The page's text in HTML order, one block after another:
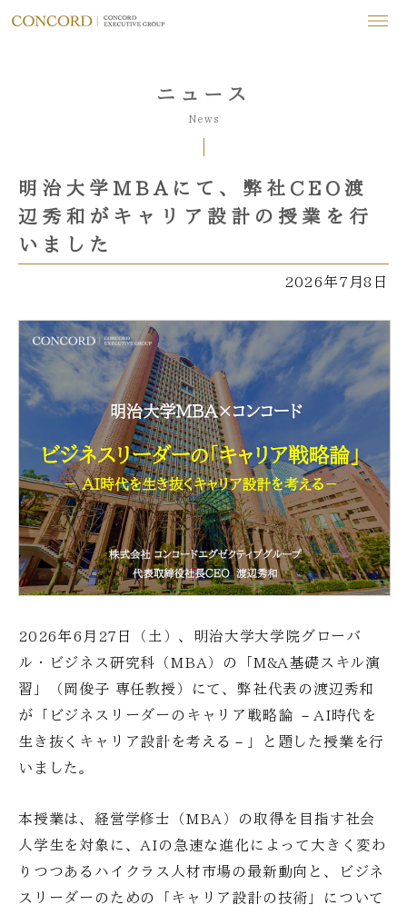
ニュース
News
明治大学MBAにて、弊社CEO渡
辺秀和がキャリア設計の授業を行
いました
2026年7月8日
2026年6月27日（土）、明治大学大学院グローバ
ル・ビジネス研究科（MBA）の「M&A基礎スキル演
習」（岡俊子 専任教授）にて、弊社代表の渡辺秀和
が「ビジネスリーダーのキャリア戦略論 －AI時代を
生き抜くキャリア設計を考える－」と題した授業を行
いました。
本授業は、経営学修士（MBA）の取得を目指す社会
人学生を対象に、AIの急速な進化によって大きく変わ
りつつあるハイクラス人材市場の最新動向と、ビジネ
スリーダーのための「キャリア設計の技術」について